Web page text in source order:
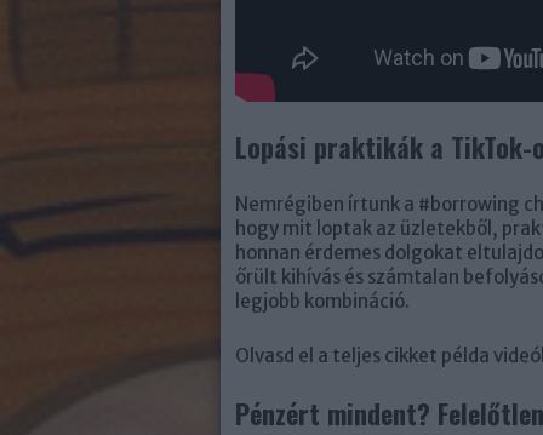
Lopási praktikák a TikTok-
Nemrégiben írtunk a #borrowing
hogy mit loptak az üzletekből,
honnan érdemes dolgokat
őrült kihívás és számtalan
legjobb kombináció.
Olvasd el a teljes cikket példa
Pénzért mindent?